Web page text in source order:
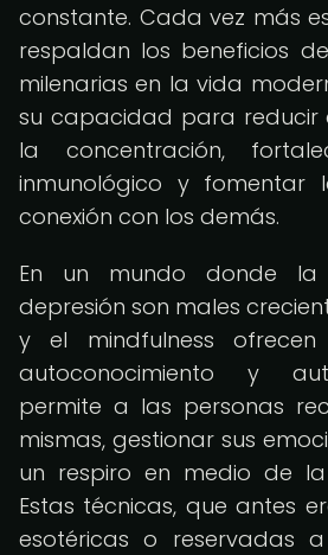
constante. Cada vez más
respaldan los beneficios
milenarias en la vida
su capacidad para reducir
la concentración,
inmunológico y
conexión con los demás.
En un mundo donde
depresión son males
y el mindfulness
autoconocimiento y
permite a las personas
mismas, gestionar sus
un respiro en medio de
Estas técnicas, que antes
esotéricas o reservadas